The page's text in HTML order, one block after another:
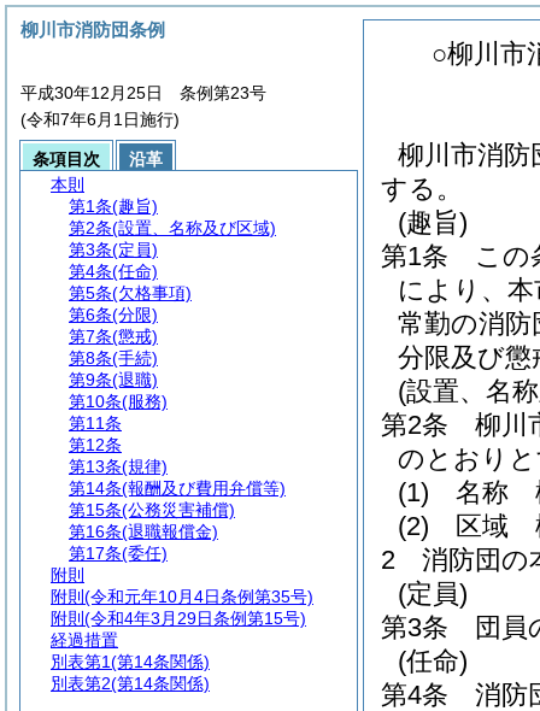
○柳川市
柳川市消防
する。
(趣旨)
第1条
この
により、
常勤の消防
分限及び
(設置、名
第2条
柳川
のとおり
(1)
名称
(2)
区域
2
消防団の
(定員)
第3条
団員
(任命)
第4条
消防
柳川市消防団条例
平成30年12月25日 条例第23号
(令和7年6月1日施行)
条項目次
沿革
本則
第1条(趣旨)
第2条(設置、名称及び区域)
第3条(定員)
第4条(任命)
第5条(欠格事項)
第6条(分限)
第7条(懲戒)
第8条(手続)
第9条(退職)
第10条(服務)
第11条
第12条
第13条(規律)
第14条(報酬及び費用弁償等)
第15条(公務災害補償)
第16条(退職報償金)
第17条(委任)
附則
附則 (令和元年10月4日条例第35号)
附則 (令和4年3月29日条例第15号)
経過措置
別表第1(第14条関係)
別表第2(第14条関係)